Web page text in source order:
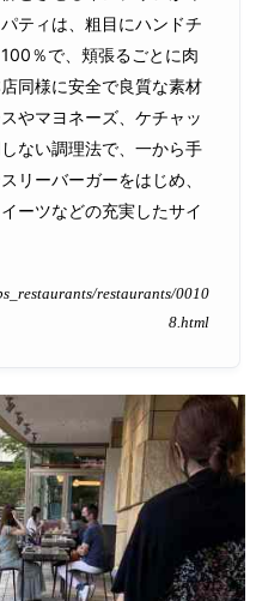
ティは、粗目にハンドチ
％で、頬張るごとに肉
同様に安全で良質な素材
やマヨネーズ、ケチャッ
ない調理法で、一から手
リーバーガーをはじめ、
ーツなどの充実したサイ
restaurants/0010
8.html